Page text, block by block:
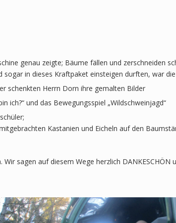
genau zeigte; Bäume fällen und zerschneiden
in dieses Kraftpaket einsteigen durften, war
schenkten Herrn Dorn ihre gemalten Bilder
ich?“ und das Bewegungsspiel „Wildschweinjagd“
Kastanien und Eicheln auf den
sagen auf diesem Wege herzlich DANKESCHÖN